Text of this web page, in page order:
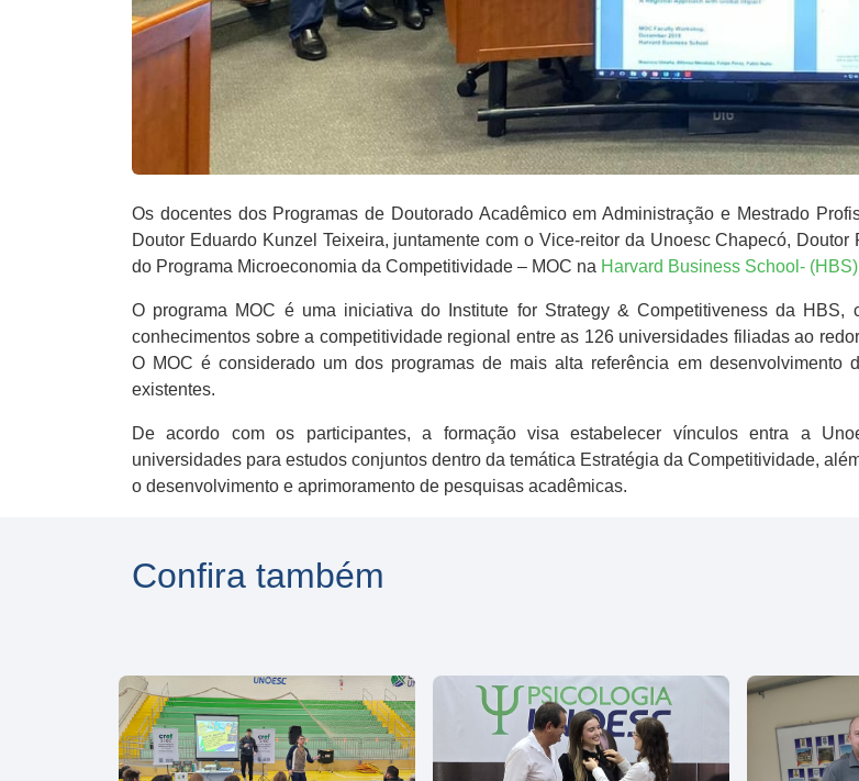
Os docentes dos Programas de Doutorado Acadêmico em Administração e Mestrado
Doutor Eduardo Kunzel Teixeira, juntamente com o Vice-reitor da Unoesc Chapecó,
do Programa Microeconomia da Competitividade – MOC na Harvard Business School- (HBS)
O programa MOC é uma iniciativa do Institute for Strategy & Competitiveness da
conhecimentos sobre a competitividade regional entre as 126 universidades filiadas ao
O MOC é considerado um dos programas de mais alta referência em desenvolvimento
existentes.
De acordo com os participantes, a formação visa estabelecer vínculos entra a
universidades para estudos conjuntos dentro da temática Estratégia da Competitividade,
o desenvolvimento e aprimoramento de pesquisas acadêmicas.
Confira também